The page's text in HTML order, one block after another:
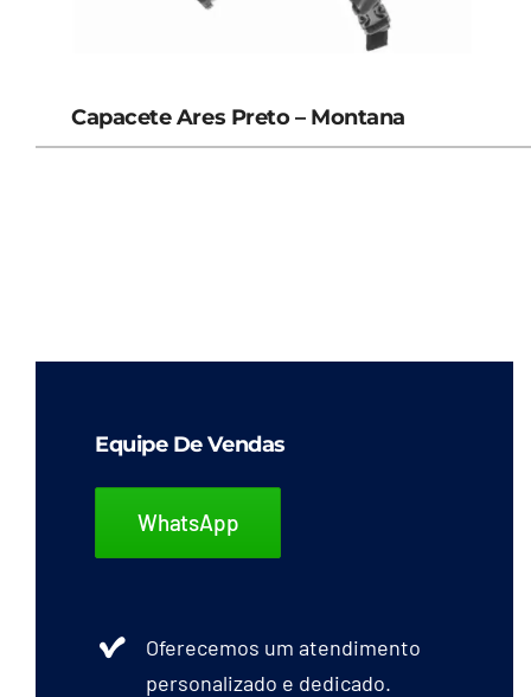
Capacete Ares Preto – Montana
Equipe De Vendas
WhatsApp
Oferecemos um atendimento
personalizado e dedicado.